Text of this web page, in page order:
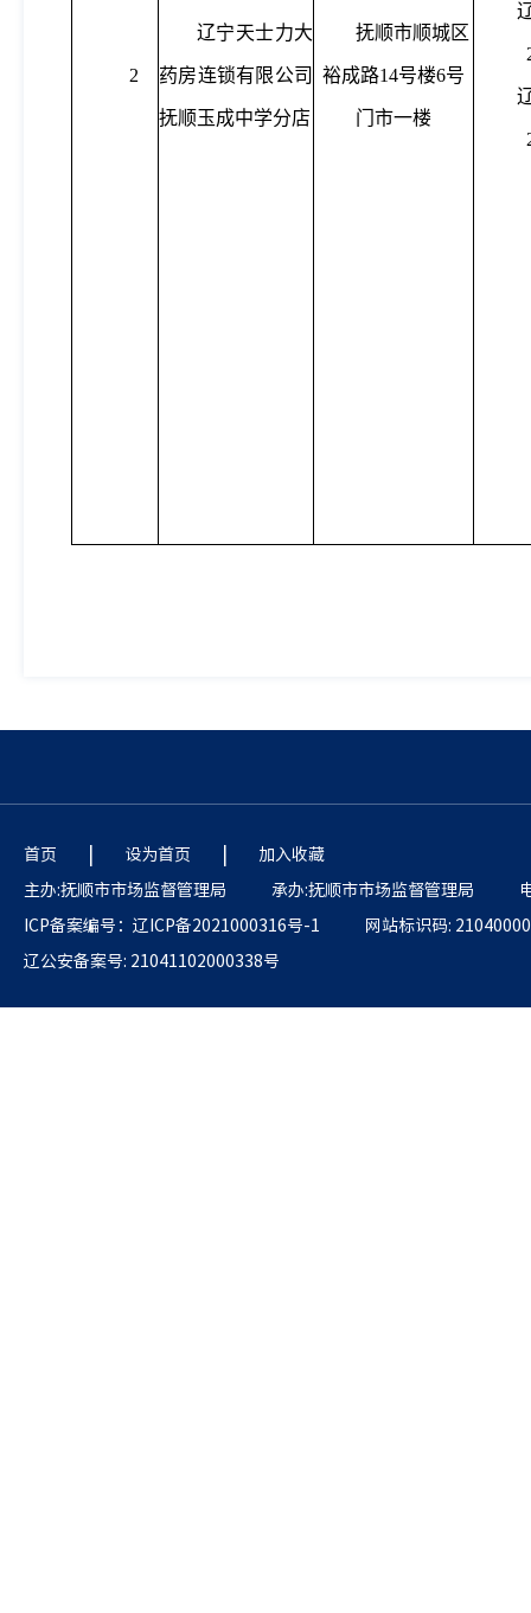
2
辽宁天士力大
药房连锁有限公司
抚顺玉成中学分店
抚顺市顺城区
裕成路14号楼6号
门市一楼
首页 | 设为首页 |
加入收藏
主办:抚顺市市场监督管理局
承办:抚顺市市场监督管理局
ICP备案编号：辽ICP备2021000316号-1
网站标识码:
辽公安备案号: 21041102000338号